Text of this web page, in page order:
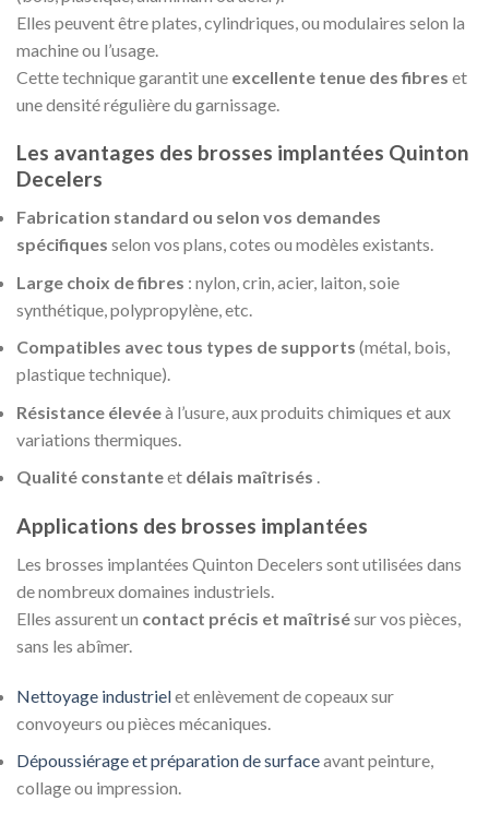
Elles peuvent être plates, cylindriques, ou modulaires selon la
machine ou l’usage.
Cette technique garantit une excellente tenue des fibres et
une densité régulière du garnissage.
Les avantages des brosses implantées Quinton
Decelers
Fabrication standard ou selon vos demandes
spécifiques selon vos plans, cotes ou modèles existants.
Large choix de fibres : nylon, crin, acier, laiton, soie
synthétique, polypropylène, etc.
Compatibles avec tous types de supports (métal, bois,
plastique technique).
Résistance élevéeà l’usure, aux produits chimiques et aux
variations thermiques.
Qualité constanteet délais maîtrisés .
Applications des brosses implantées
Les brosses implantées Quinton Decelers sont utilisées dans
de nombreux domaines industriels.
Elles assurent un contact précis et maîtrisésur vos pièces,
sans les abîmer.
Nettoyage industrielet enlèvement de copeaux sur
convoyeurs ou pièces mécaniques.
Dépoussiérage et préparation de surfaceavant peinture,
collage ou impression.